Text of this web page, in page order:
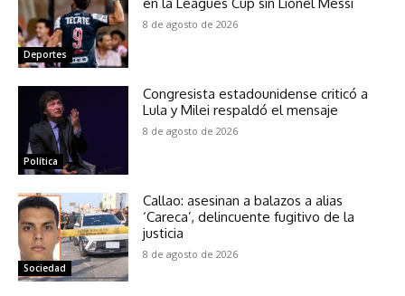
Deportes
8 de agosto de 2026
Política
Congresista estadounidense criticó a
Lula y Milei respaldó el mensaje
8 de agosto de 2026
Sociedad
Callao: asesinan a balazos a alias
‘Careca’, delincuente fugitivo de la
justicia
8 de agosto de 2026